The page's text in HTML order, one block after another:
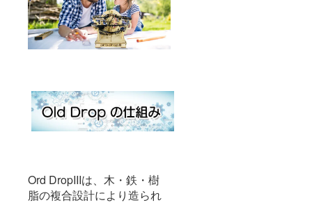
Ord DropIIIは、木・鉄・樹
脂の複合設計により造られ